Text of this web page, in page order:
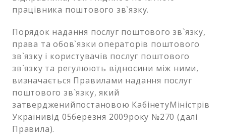
працівника поштового зв`язку.
Порядок надання послуг поштового зв`язку,
права та обов`язки операторів поштового
зв`язку і користувачів послуг поштового
зв`язку та регулюють відносини між ними,
визначається Правилами надання послуг
поштового зв`язку, який
затвердженийпостановою КабінетуМіністрів
Українивід 05березня 2009року №270 (далі
Правила).